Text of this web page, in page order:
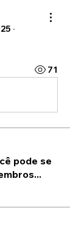
·
71
pode se
...